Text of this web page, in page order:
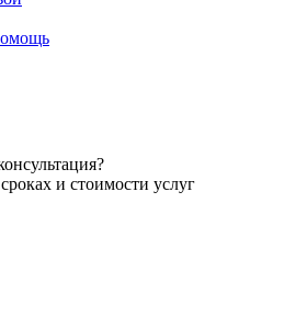
и стоимости услуг